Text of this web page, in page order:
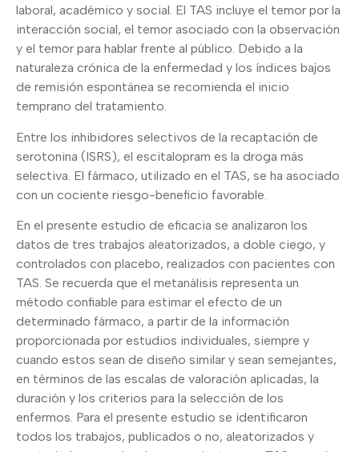
laboral, académico y social. El TAS incluye el temor por la
interacción social, el temor asociado con la observación
y el temor para hablar frente al público. Debido a la
naturaleza crónica de la enfermedad y los índices bajos
de remisión espontánea se recomienda el inicio
temprano del tratamiento.
Entre los inhibidores selectivos de la recaptación de
serotonina (ISRS), el escitalopram es la droga más
selectiva. El fármaco, utilizado en el TAS, se ha asociado
con un cociente riesgo-beneficio favorable.
En el presente estudio de eficacia se analizaron los
datos de tres trabajos aleatorizados, a doble ciego, y
controlados con placebo, realizados con pacientes con
TAS. Se recuerda que el metanálisis representa un
método confiable para estimar el efecto de un
determinado fármaco, a partir de la información
proporcionada por estudios individuales, siempre y
cuando estos sean de diseño similar y sean semejantes,
en términos de las escalas de valoración aplicadas, la
duración y los criterios para la selección de los
enfermos. Para el presente estudio se identificaron
todos los trabajos, publicados o no, aleatorizados y